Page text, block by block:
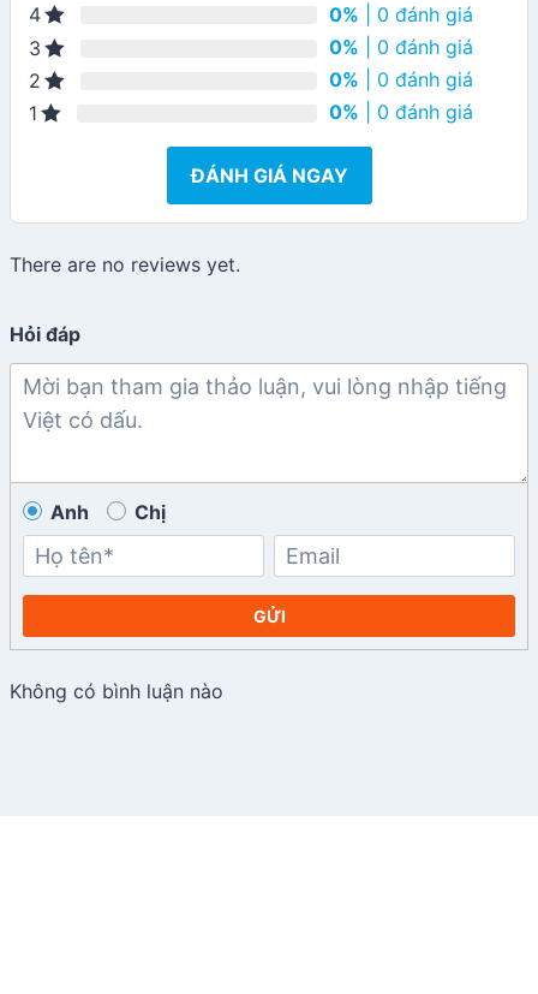
4
0% | 0 đánh giá
3
0% | 0 đánh giá
2
0% | 0 đánh giá
1
0% | 0 đánh giá
ĐÁNH GIÁ NGAY
There are no reviews yet.
Hỏi đáp
Anh Chị
GỬI
Không có bình luận nào